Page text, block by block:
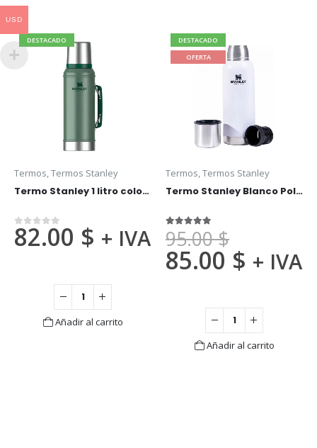
DESTACADO
Termos,Termos Stanley
Termo Stanley 1 litro color verde con tapon cebador
0fuera de 5
82.00 $ + IVA
Añadir al carrito
DESTACADO
OFERTA
Termos,Termos Stanley
Termo Stanley Blanco Polar 1 litro
5.00 fuera de 5
95.00$
85.00 $ + IVA
Añadir al carrito
USD